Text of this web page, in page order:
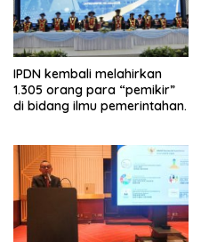
IPDN kembali melahirkan
1.305 orang para “pemikir”
di bidang ilmu pemerintahan.